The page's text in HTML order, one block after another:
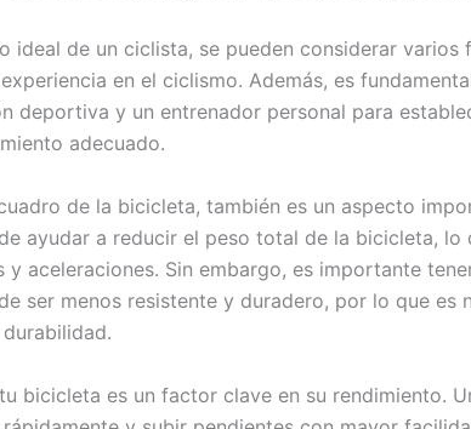
ideal de un ciclista, se pueden considerar varios
en el ciclismo. Además, es
deportiva y un entrenador personal para
adecuado.
de la bicicleta, también es un aspecto
ayudar a reducir el peso total de la bicicleta, lo
y aceleraciones. Sin embargo, es importante
ser menos resistente y duradero, por lo que es
bicicleta es un factor clave en su rendimiento.